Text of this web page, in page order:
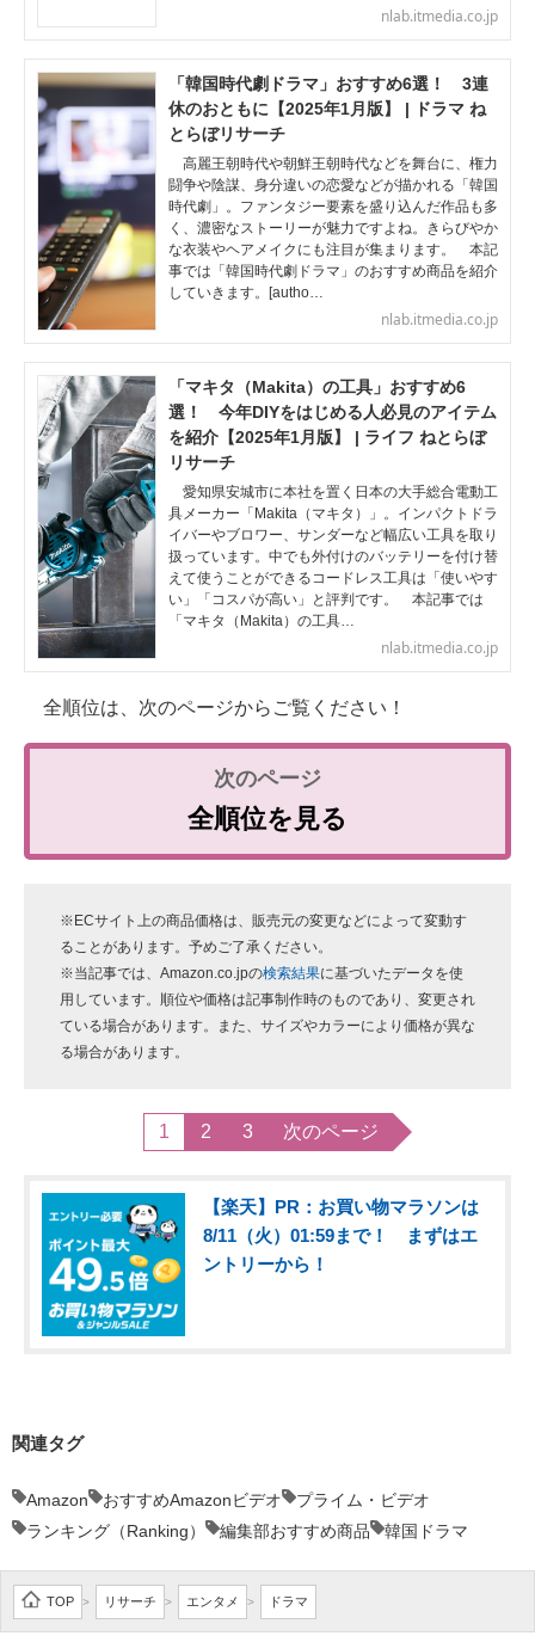
nlab.itmedia.co.jp
「韓国時代劇ドラマ」おすすめ6選！ 3連
休のおともに【2025年1月版】 | ドラマ ね
とらぼリサーチ
高麗王朝時代や朝鮮王朝時代などを舞台に、権力
闘争や陰謀、身分違いの恋愛などが描かれる「韓国
時代劇」。ファンタジー要素を盛り込んだ作品も多
く、濃密なストーリーが魅力ですよね。きらびやか
な衣装やヘアメイクにも注目が集まります。 本記
事では「韓国時代劇ドラマ」のおすすめ商品を紹介
していきます。[autho…
nlab.itmedia.co.jp
「マキタ（Makita）の工具」おすすめ6
選！ 今年DIYをはじめる人必見のアイテム
を紹介【2025年1月版】 | ライフ ねとらぼ
リサーチ
愛知県安城市に本社を置く日本の大手総合電動工
具メーカー「Makita（マキタ）」。インパクトドラ
イバーやブロワー、サンダーなど幅広い工具を取り
扱っています。中でも外付けのバッテリーを付け替
えて使うことができるコードレス工具は「使いやす
い」「コスパが高い」と評判です。 本記事では
「マキタ（Makita）の工具…
nlab.itmedia.co.jp
全順位は、次のページからご覧ください！
全順位を見る
※ECサイト上の商品価格は、販売元の変更などによって変動す
ることがあります。予めご了承ください。
※当記事では、Amazon.co.jpの検索結果に基づいたデータを使
用しています。順位や価格は記事制作時のものであり、変更され
ている場合があります。また、サイズやカラーにより価格が異な
る場合があります。
1 2 3 次のページ
【楽天】PR：お買い物マラソンは
8/11（火）01:59まで！ まずはエ
ントリーから！
関連タグ
Amazon おすすめAmazonビデオ
プライム・ビデオ
ランキング（Ranking）
編集部おすすめ商品 韓国ドラマ
TOP > リサーチ > エンタメ > ドラマ